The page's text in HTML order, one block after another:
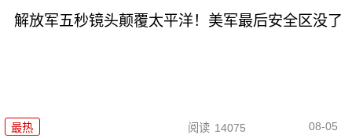
解放军五秒镜头颠覆太平洋！美军最后安全区没了
最热 阅读 14075 08-05